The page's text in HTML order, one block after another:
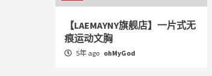
【LAEMAYNY旗舰店】一片式无
痕运动文胸
5年 ago ohMyGod